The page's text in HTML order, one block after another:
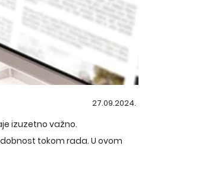
27.09.2024.
izuzetno važno.
tokom rada. U ovom